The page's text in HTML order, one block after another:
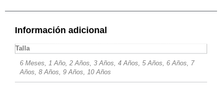
Información adicional
Talla
6 Meses, 1 Año, 2 Años, 3 Años, 4 Años, 5 Años, 6 Años, 7
Años, 8 Años, 9 Años, 10 Años